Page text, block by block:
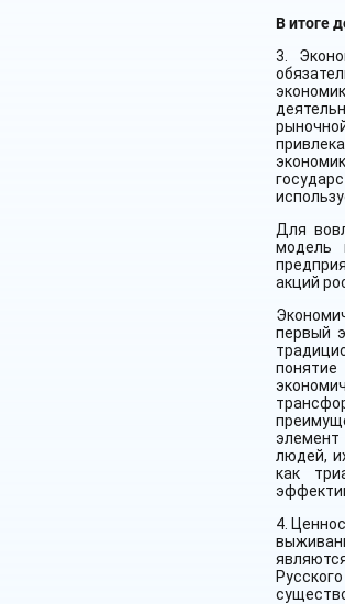
В итоге
3.
Для
модель
акций
первый
элемент
людей,
как
4.